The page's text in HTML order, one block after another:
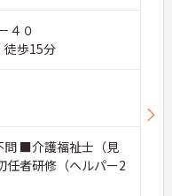
４０
徒歩15分
■介護福祉士（見
者研修（ヘルパー2